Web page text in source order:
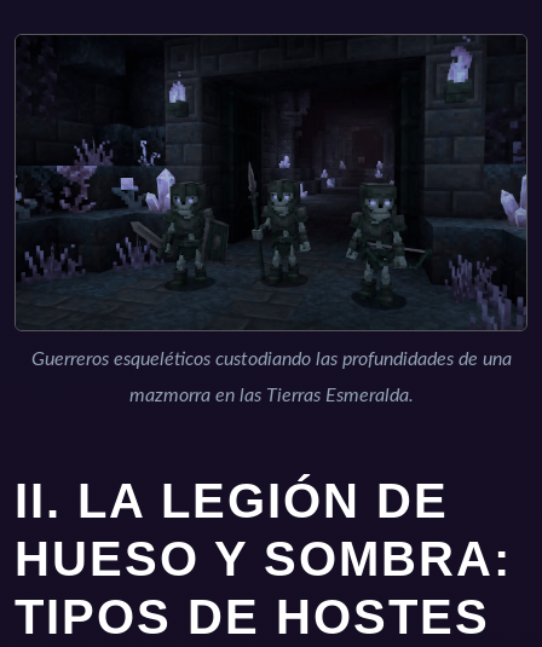
Guerreros esqueléticos custodiando las profundidades de una
mazmorra en las Tierras Esmeralda.
II. LA LEGIÓN DE
HUESO Y SOMBRA:
TIPOS DE HOSTES